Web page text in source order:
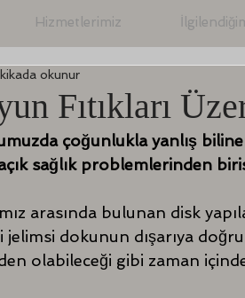
Hizmetlerimiz
Fıtıkları
okunur
çoğunlukla yanlış
sağlık problemlerinden
arasında bulunan disk
jelimsi dokunun dışarıya
olabileceği gibi zaman